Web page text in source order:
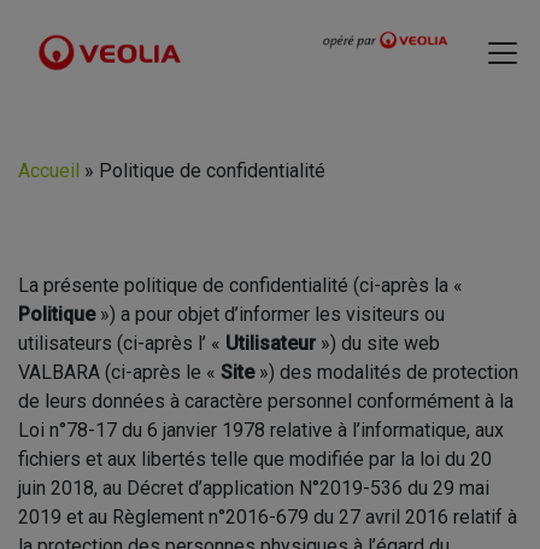
Accueil » Politique de confidentialité
La présente politique de confidentialité (ci-après la «
Politique») a pour objet d’informer les visiteurs ou
utilisateurs (ci-après l’ « Utilisateur ») du site web
VALBARA (ci-après le « Site») des modalités de protection
de leurs données à caractère personnel conformément à la
Loi n°78-17 du 6 janvier 1978 relative à l’informatique, aux
fichiers et aux libertés telle que modifiée par la loi du 20
juin 2018, au Décret d’application N°2019-536 du 29 mai
2019 et au Règlement n°2016-679 du 27 avril 2016 relatif à